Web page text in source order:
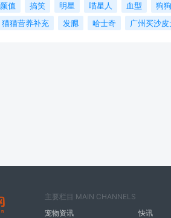
颜值 搞笑 明星 喵星人 血型 狗
猫猫营养补充 发腮 哈士奇 广州买沙皮
主要栏目 MAIN CHANNELS
宠物资讯
快讯